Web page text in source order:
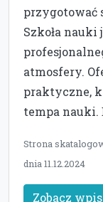
przygotować
Szkoła
atmosfery.
praktyczne,
tempa nauki.
Strona
dnia 11.12.2024
Zobacz wpis